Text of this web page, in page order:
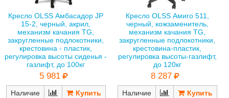
Кресло OLSS Амбасадор JP
15-2, черный, акрил,
механизм качания TG,
закругленные подлокотники,
крестовина - пластик,
регулировка высоты сиденья -
газлифт, до 100кг
5 981
Наличие
Кресло OLSS Амиго 511,
черный, кожзаменитель,
механизм качания TG,
закругленные подлокотники,
крестовина-пластик,
регулировка высоты-газлифт,
до 120кг
8 287
Наличие